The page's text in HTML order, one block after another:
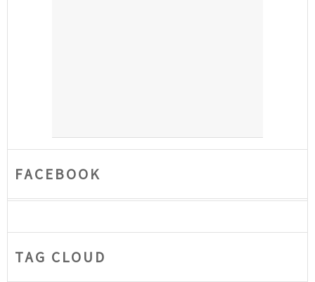
FACEBOOK
TAG CLOUD